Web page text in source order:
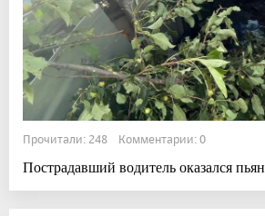
Прочитали: 248 Комментарии: 0
Пострадавший водитель оказался пьян